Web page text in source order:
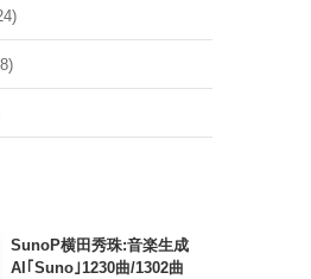
SunoP横田秀珠:音楽生成
AI｢Suno｣1230曲/1302曲